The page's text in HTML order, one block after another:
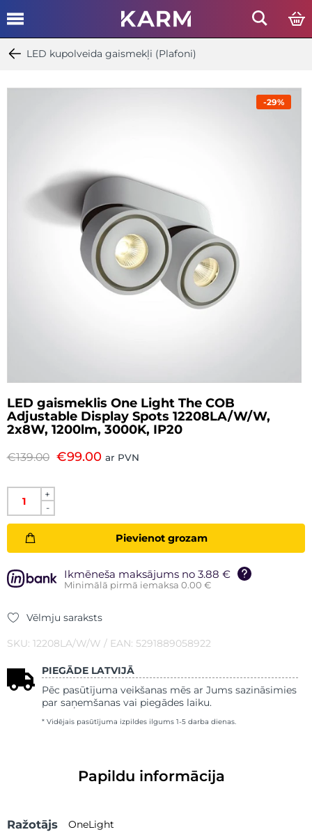
LED kupolveida gaismekļi (Plafoni)
-29%
LED gaismeklis One Light The COB
Adjustable Display Spots 12208LA/W/W,
2x8W, 1200lm, 3000K, IP20
€139.00 €99.00 ar PVN
+
-
Pievienot grozam
Ikmēneša maksājums no 3.88 €
Minimālā pirmā iemaksa 0.00 €
Vēlmju saraksts
SKU: 12208LA/W/W / EAN: 5291889058922
PIEGĀDE LATVIJĀ
Pēc pasūtījuma veikšanas mēs ar Jums sazināsimies
par saņemšanas vai piegādes laiku.
* Vidējais pasūtījuma izpildes ilgums 1-5 darba dienas.
Papildu informācija
Ražotājs OneLight